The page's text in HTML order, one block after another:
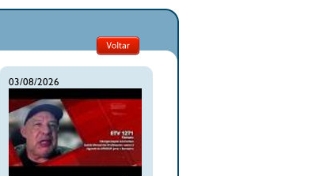
03/08/2026